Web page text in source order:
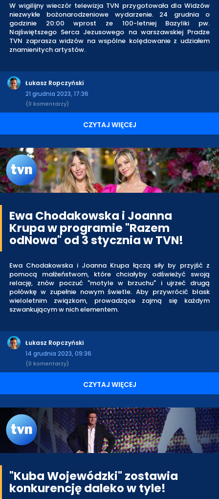
W wigilijny wieczór telewizja TVN przygotowała dla Widzów
niezwykłe bożonarodzeniowe wydarzenie. 24 grudnia o
godzinie 20:00 wprost ze 100-letniej Bazyliki pw.
Najświętszego Serca Jezusowego na warszawskiej Pradze
TVN zaprasza widzów na wspólne kolędowanie z udziałem
znamienitych artystów.
Łukasz Ropczyński
21 grudnia 2023, 17:36
(0 komentarzy)
CZYTAJ WIĘCEJ
Ewa Chodakowska i Joanna
Krupa w programie "Razem
odNowa" od 3 stycznia w TVN!
Ewa Chodakowska i Joanna Krupa łączą siły by przyjść z
pomocą małżeństwom, które chciałyby odświeżyć swoją
relację, znów poczuć "motyle w brzuchu" i ujrzeć drugą
połówkę w zupełnie nowym świetle. Aby przywrócić blask
wieloletnim związkom, prowadzące zajmą się każdym
szwankującym w nich elementem.
Łukasz Ropczyński
14 grudnia 2023, 09:36
(0 komentarzy)
CZYTAJ WIĘCEJ
"Kuba Wojewódzki" zostawia
konkurencję daleko w tyle!